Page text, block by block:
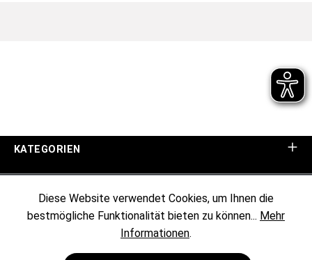
KATEGORIEN
KUNDENINFORMATIONEN
Diese Website verwendet Cookies, um Ihnen die
bestmögliche Funktionalität bieten zu können... Mehr
Informationen.